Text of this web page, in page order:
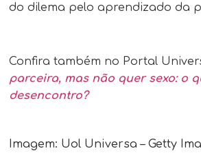
do dilema pelo aprendizado da
Confira também no Portal
parceira, mas não quer sexo: o
desencontro?
Imagem: Uol Universa – Getty